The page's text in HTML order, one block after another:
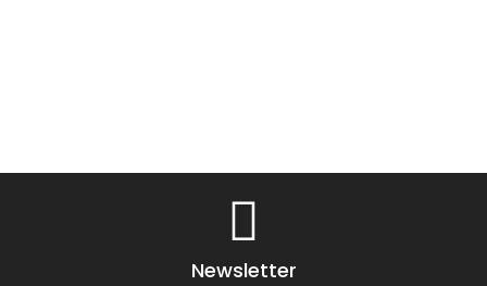
Newsletter